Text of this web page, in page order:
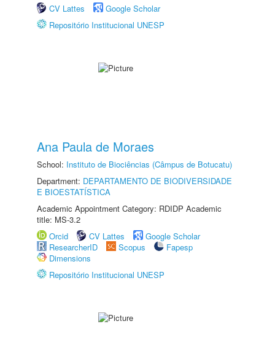
CV Lattes
Google Scholar
Repositório Institucional UNESP
Ana Paula de Moraes
School: Instituto de Biociências (Câmpus de Botucatu)
Department: DEPARTAMENTO DE BIODIVERSIDADE
E BIOESTATÍSTICA
Academic Appointment Category: RDIDP Academic
title: MS-3.2
Orcid
CV Lattes
Google Scholar
ResearcherID
Scopus
Fapesp
Dimensions
Repositório Institucional UNESP